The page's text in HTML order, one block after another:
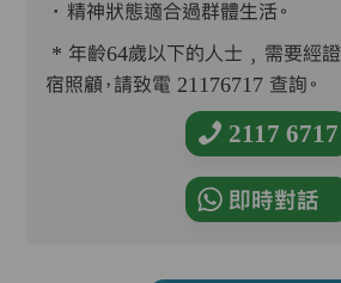
．精神狀態適合過群體生活。
* 年齡64歲以下的人士﹐需要經
宿照顧，請致電 21176717 查詢。
2117 6717
即時對話